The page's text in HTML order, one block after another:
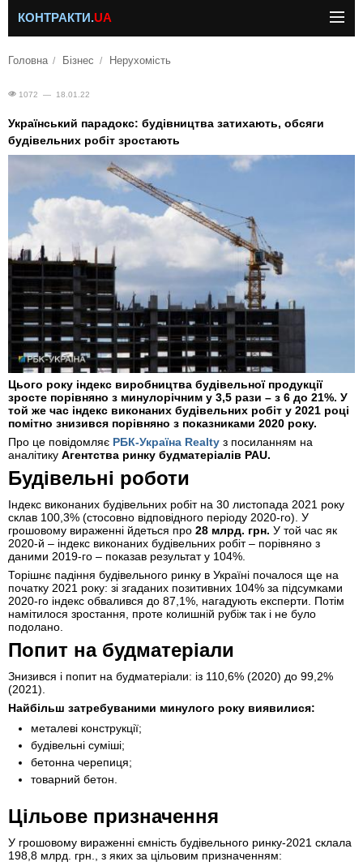
КОНТРАКТИ.UA
Головна Бізнес Нерухомість
1072 — 18.01.22
Український парадокс: будівництва затихають, обсяги
будівельних робіт зростають
Цього року індекс виробництва будівельної продукції
зросте порівняно з минулорічним у 3,5 рази – з 6 до 21%. У
той же час індекс виконаних будівельних робіт у 2021 році
помітно знизився порівняно з показниками 2020 року.
Про це повідомляє РБК-Україна Realty з посиланням на
аналітику Агентства ринку будматеріалів PAU.
Будівельні роботи
Індекс виконаних будівельних робіт на 30 листопада 2021 року
склав 100,3% (стосовно відповідного періоду 2020-го). У
грошовому вираженні йдеться про 28 млрд. грн. У той час як
2020-й – індекс виконаних будівельних робіт – порівняно з
даними 2019-го – показав результат у 104%.
Торішнє падіння будівельного ринку в Україні почалося ще на
початку 2021 року: зі згаданих позитивних 104% за підсумками
2020-го індекс обвалився до 87,1%, нагадують експерти. Потім
намітилося зростання, проте колишній рубіж так і не було
подолано.
Попит на будматеріали
Знизився і попит на будматеріали: із 110,6% (2020) до 99,2%
(2021).
Найбільш затребуваними минулого року виявилися:
металеві конструкції;
будівельні суміші;
бетонна черепиця;
товарний бетон.
Цільове призначення
У грошовому вираженні ємність будівельного ринку-2021 склала
198,8 млрд. грн., з яких за цільовим призначенням: